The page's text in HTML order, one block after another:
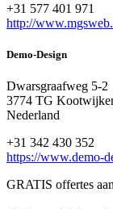
+31 577 401 971
http://
Demo-Design
Dwarsgraafweg 5-2
3774 TG
Nederland
+31 342 430 352
https://www.demo-
GRATIS offertes